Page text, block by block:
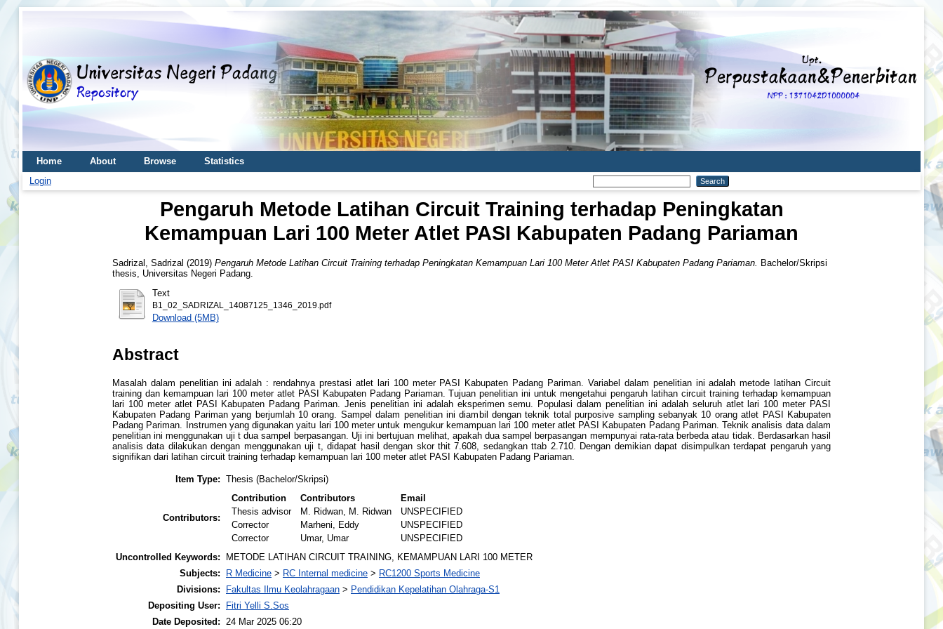
Home About Browse
Statistics
Login
Pengaruh Metode Latihan Circuit Training terhadap Peningkatan
Kemampuan Lari 100 Meter Atlet PASI Kabupaten Padang Pariaman
Sadrizal, Sadrizal (2019) Pengaruh Metode Latihan Circuit Training terhadap Peningkatan Kemampuan Lari 100 Meter Atlet PASI Kabupaten Padang Pariaman.
Bachelor/Skripsi
thesis, Universitas Negeri Padang.
Text
B1_02_SADRIZAL_14087125_1346_2019.pdf
Download (5MB)
Abstract
Masalah dalam penelitian ini adalah : rendahnya prestasi atlet lari 100 meter PASI Kabupaten Padang Pariman. Variabel dalam penelitian ini adalah metode latihan Circuit
training dan kemampuan lari 100 meter atlet PASI Kabupaten Padang Pariaman. Tujuan penelitian ini untuk mengetahui pengaruh latihan circuit training terhadap kemampuan
lari 100 meter atlet PASI Kabupaten Padang Pariman. Jenis penelitian ini adalah eksperimen semu. Populasi dalam penelitian ini adalah seluruh atlet lari 100 meter PASI
Kabupaten Padang Pariman yang berjumlah 10 orang. Sampel dalam penelitian ini diambil dengan teknik total purposive sampling sebanyak 10 orang atlet PASI Kabupaten
Padang Pariman. Instrumen yang digunakan yaitu lari 100 meter untuk mengukur kemampuan lari 100 meter atlet PASI Kabupaten Padang Pariman. Teknik analisis data dalam
penelitian ini menggunakan uji t dua sampel berpasangan. Uji ini bertujuan melihat, apakah dua sampel berpasangan mempunyai rata-rata berbeda atau tidak. Berdasarkan hasil
analisis data dilakukan dengan menggunakan uji t, didapat hasil dengan skor thit 7.608, sedangkan ttab 2.710. Dengan demikian dapat disimpulkan terdapat pengaruh yang
signifikan dari latihan circuit training terhadap kemampuan lari 100 meter atlet PASI Kabupaten Padang Pariaman.
Item Type: Thesis (Bachelor/Skripsi)
Contributors:
Contribution Contributors
Email
Thesis advisor
M. Ridwan, M. Ridwan
UNSPECIFIED
Corrector
Marheni, Eddy
UNSPECIFIED
Corrector
Umar, Umar
UNSPECIFIED
Uncontrolled Keywords:
METODE LATIHAN CIRCUIT TRAINING, KEMAMPUAN LARI 100 METER
Subjects:
R Medicine > RC Internal medicine > RC1200 Sports Medicine
Divisions:
Fakultas Ilmu Keolahragaan > Pendidikan Kepelatihan Olahraga-S1
Depositing User:
Fitri Yelli S.Sos
Date Deposited: 24 Mar 2025 06:20